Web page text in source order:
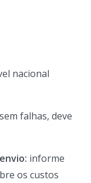
nacional
falhas, deve
informe
os custos